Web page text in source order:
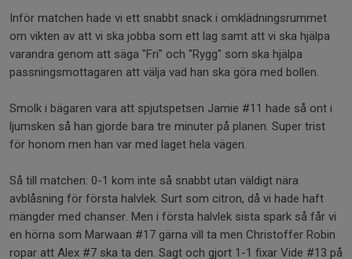
Inför matchen hade vi ett snabbt snack i omklädningsrummet
om vikten av att vi ska jobba som ett lag samt att vi ska hjälpa
varandra genom att säga "Fri" och "Rygg" som ska hjälpa
passningsmottagaren att välja vad han ska göra med bollen.
Smolk i bägaren vara att spjutspetsen Jamie #11 hade så ont i
ljumsken så han gjorde bara tre minuter på planen. Super trist
för honom men han var med laget hela vägen.
Så till matchen: 0-1 kom inte så snabbt utan väldigt nära
avblåsning för första halvlek. Surt som citron, då vi hade haft
mängder med chanser. Men i första halvlek sista spark så får vi
en hörna som Marwaan #17 gärna vill ta men Christoffer Robin
ropar att Alex #7 ska ta den. Sagt och gjort 1-1 fixar Vide #13 på